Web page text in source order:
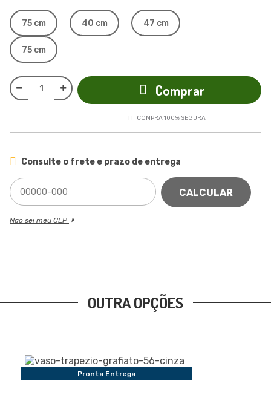
75 cm
75 cm
40 cm 47 cm
Comprar
COMPRA 100% SEGURA
Consulte o frete e prazo de entrega
CALCULAR
Não sei meu CEP
OUTRA OPÇÕES
Pronta Entrega